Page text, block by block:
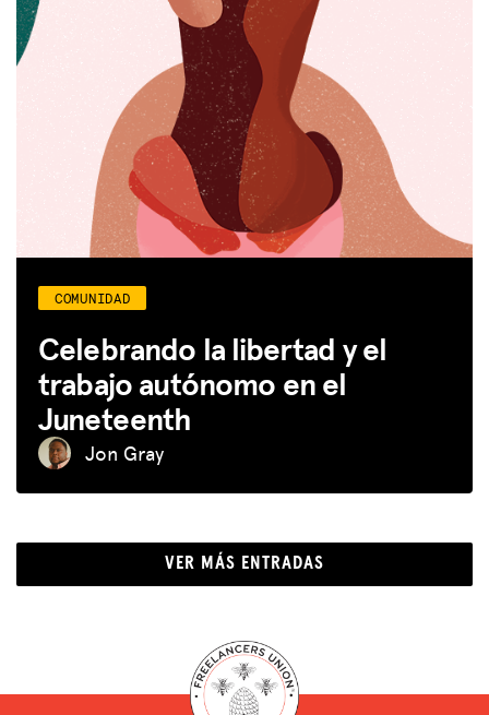
COMUNIDAD
Celebrando la libertad y el
trabajo autónomo en el
Juneteenth
Jon Gray
VER MÁS ENTRADAS